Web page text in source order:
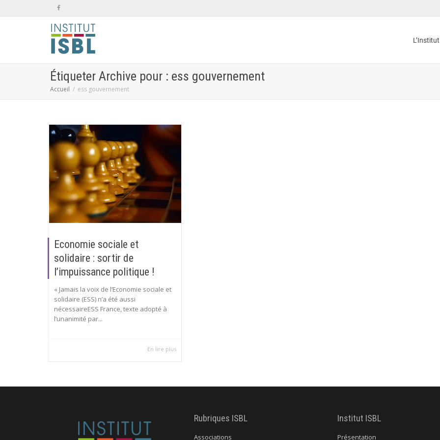
L’Institut
Étiqueter Archive pour : ess gouvernement
Accueil ess gouvernement
Economie sociale et
solidaire : sortir de
l’impuissance politique !
« Jamais la voix de l’Economie sociale et
solidaire (ESS) n’a été aussi
nécessaireESS France, texte adopté à
l’unanimité par...
En lire plus
Rubriques ISBL
Associations
Institut ISBL
Présentation